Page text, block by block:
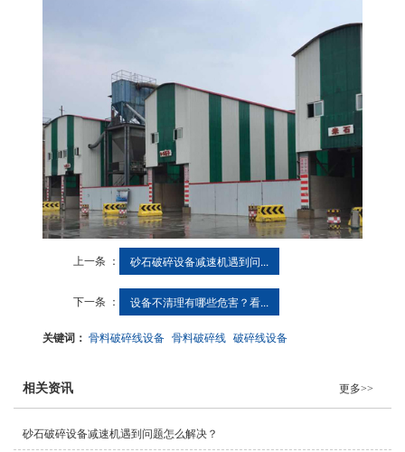
上一条 ： 砂石破碎设备减速机遇到问...
下一条 ： 设备不清理有哪些危害？看...
关键词：骨料破碎线设备 骨料破碎线 破碎线设备
相关资讯 更多>>
砂石破碎设备减速机遇到问题怎么解决？